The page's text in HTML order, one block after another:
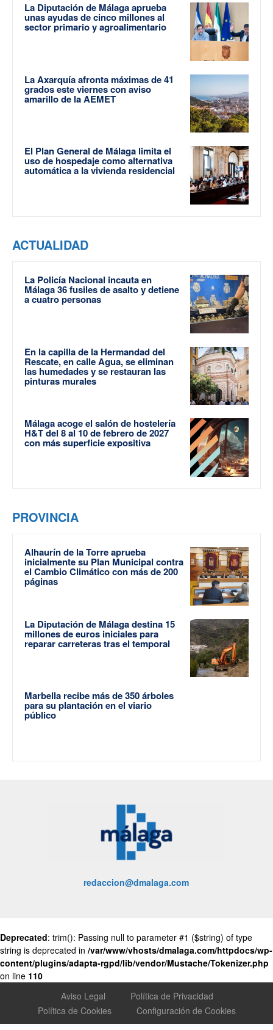
La Diputación de Málaga aprueba
unas ayudas de cinco millones al
sector primario y agroalimentario
La Axarquía afronta máximas de 41
grados este viernes con aviso
amarillo de la AEMET
El Plan General de Málaga limita el
uso de hospedaje como alternativa
automática a la vivienda residencial
ACTUALIDAD
La Policía Nacional incauta en
Málaga 36 fusiles de asalto y detiene
a cuatro personas
En la capilla de la Hermandad del
Rescate, en calle Agua, se eliminan
las humedades y se restauran las
pinturas murales
Málaga acoge el salón de hostelería
H&T del 8 al 10 de febrero de 2027
con más superficie expositiva
PROVINCIA
Alhaurín de la Torre aprueba
inicialmente su Plan Municipal contra
el Cambio Climático con más de 200
páginas
La Diputación de Málaga destina 15
millones de euros iniciales para
reparar carreteras tras el temporal
Marbella recibe más de 350 árboles
para su plantación en el viario
público
redaccion@dmalaga.com
Deprecated: trim(): Passing null to parameter #1 ($string) of type
string is deprecated in /var/www/vhosts/dmalaga.com/httpdocs/wp-
content/plugins/adapta-rgpd/lib/vendor/Mustache/Tokenizer.php
on line 110
Aviso Legal
Política de Privacidad
Política de Cookies
Configuración de Cookies